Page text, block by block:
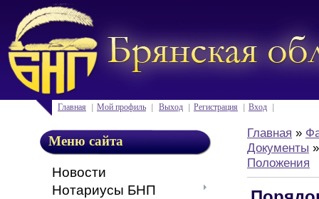
Главная Мой профиль Выход Регистрация Вход
Меню сайта
Новости
Нотариусы БНП
Главная »
Документы
Положения